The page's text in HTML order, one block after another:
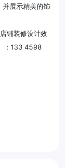
并展示精美的饰
铺装修设计效
：133 4598